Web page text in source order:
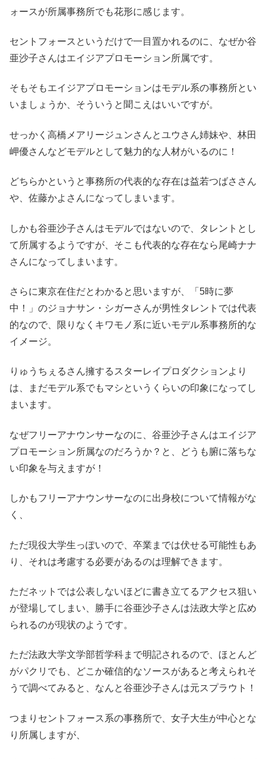
ォースが所属事務所でも花形に感じます。
セントフォースというだけで一目置かれるのに、なぜか谷
亜沙子さんはエイジアプロモーション所属です。
そもそもエイジアプロモーションはモデル系の事務所とい
いましょうか、そういうと聞こえはいいですが。
せっかく高橋メアリージュンさんとユウさん姉妹や、林田
岬優さんなどモデルとして魅力的な人材がいるのに！
どちらかというと事務所の代表的な存在は益若つばささん
や、佐藤かよさんになってしまいます。
しかも谷亜沙子さんはモデルではないので、タレントとし
て所属するようですが、そこも代表的な存在なら尾崎ナナ
さんになってしまいます。
さらに東京在住だとわかると思いますが、「5時に夢
中！」のジョナサン・シガーさんが男性タレントでは代表
的なので、限りなくキワモノ系に近いモデル系事務所的な
イメージ。
りゅうちぇるさん擁するスターレイプロダクションより
は、まだモデル系でもマシというくらいの印象になってし
まいます。
なぜフリーアナウンサーなのに、谷亜沙子さんはエイジア
プロモーション所属なのだろうか？と、どうも腑に落ちな
い印象を与えますが！
しかもフリーアナウンサーなのに出身校について情報がな
く、
ただ現役大学生っぽいので、卒業までは伏せる可能性もあ
り、それは考慮する必要があるのは理解できます。
ただネットでは公表しないほどに書き立てるアクセス狙い
が登場してしまい、勝手に谷亜沙子さんは法政大学と広め
られるのが現状のようです。
ただ法政大学文学部哲学科まで明記されるので、ほとんど
がパクリでも、どこか確信的なソースがあると考えられそ
うで調べてみると、なんと谷亜沙子さんは元スプラウト！
つまりセントフォース系の事務所で、女子大生が中心とな
り所属しますが、